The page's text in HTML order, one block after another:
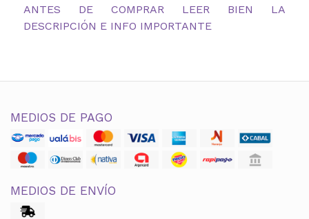
ANTES DE COMPRAR LEER BIEN LA
DESCRIPCIÓN E INFO IMPORTANTE
MEDIOS DE PAGO
MEDIOS DE ENVÍO